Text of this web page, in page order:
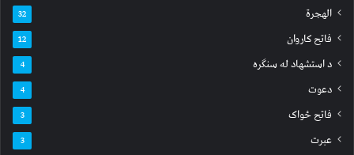
الهجرة 32
فاتح کاروان 12
د استشهاد له سنګره 4
دعوت 4
فاتح ځواک 3
عبرت 3